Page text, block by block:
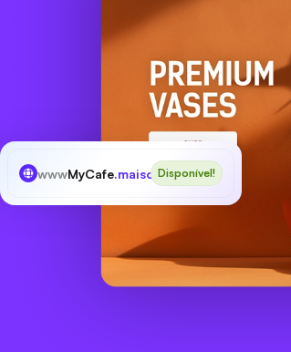
wwwMyCafe.maisonDisponível!